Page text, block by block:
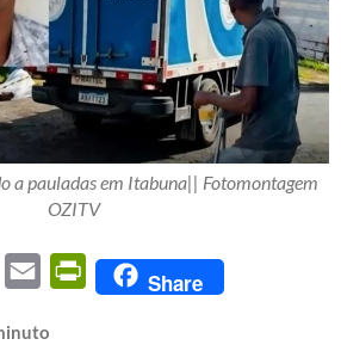
a pauladas em Itabuna|| Fotomontagem
OZITV
Twitter Email PrintFriendly
Share